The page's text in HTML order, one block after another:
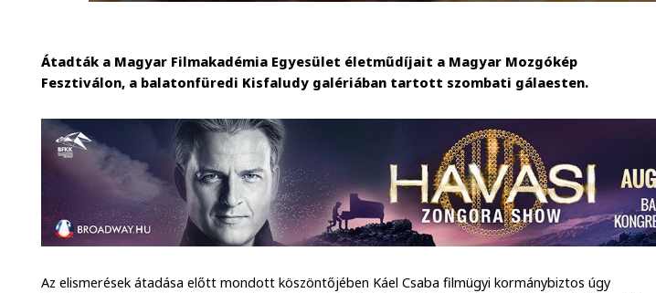
Átadták a Magyar Filmakadémia Egyesület életműdíjait a Magyar Mozgókép
Fesztiválon, a balatonfüredi Kisfaludy galériában tartott szombati gálaesten.
Az elismerések átadása előtt mondott köszöntőjében Káel Csaba filmügyi kormánybiztos úgy